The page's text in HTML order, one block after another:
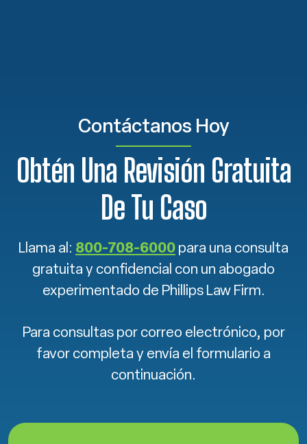
Contáctanos Hoy
Obtén Una Revisión Gratuita
De Tu Caso
Llama al: 800-708-6000 para una consulta
gratuita y confidencial con un abogado
experimentado de Phillips Law Firm.
Para consultas por correo electrónico, por
favor completa y envía el formulario a
continuación.